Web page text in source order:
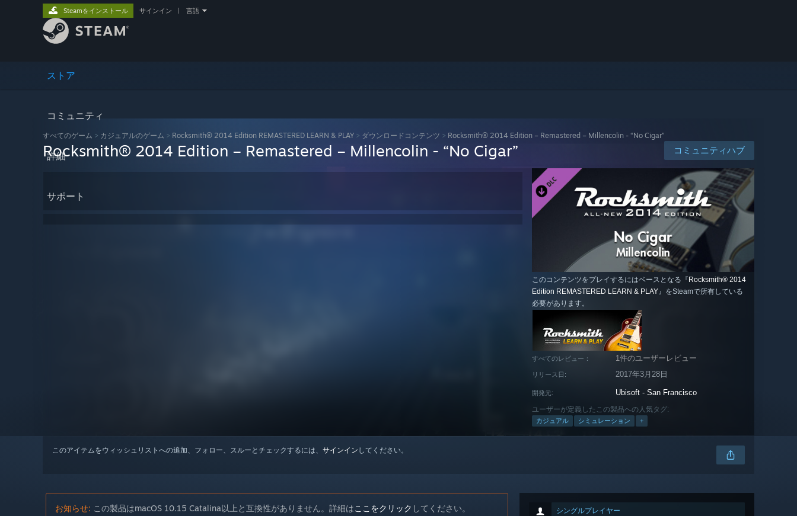
ストア
コミュニティ
詳細
サポート
Steamをインストール サインイン 言語
すべてのゲーム > カジュアルのゲーム > Rocksmith® 2014 Edition REMASTERED LEARN & PLAY > ダウンロードコンテンツ > Rocksmith® 2014 Edition – Remastered – Millencolin - “No Cigar”
コミュニティハブ
Rocksmith® 2014 Edition – Remastered – Millencolin - “No Cigar”
このコンテンツをプレイするにはベースとなる『 Rocksmith® 2014
Edition REMASTERED LEARN & PLAY』をSteamで所有している
必要があります。
すべてのレビュー： 1件のユーザーレビュー
リリース日: 2017年3月28日
開発元: Ubisoft - San Francisco
ユーザーが定義したこの製品への人気タグ:
カジュアル シミュレーション +
このアイテムをウィッシュリストへの追加、フォロー、スルーとチェックするには、 サインイン してください。
シングルプレイヤー
お知らせ: この製品はmacOS 10.15 Catalina以上と互換性がありません。詳細はここをクリック してください。